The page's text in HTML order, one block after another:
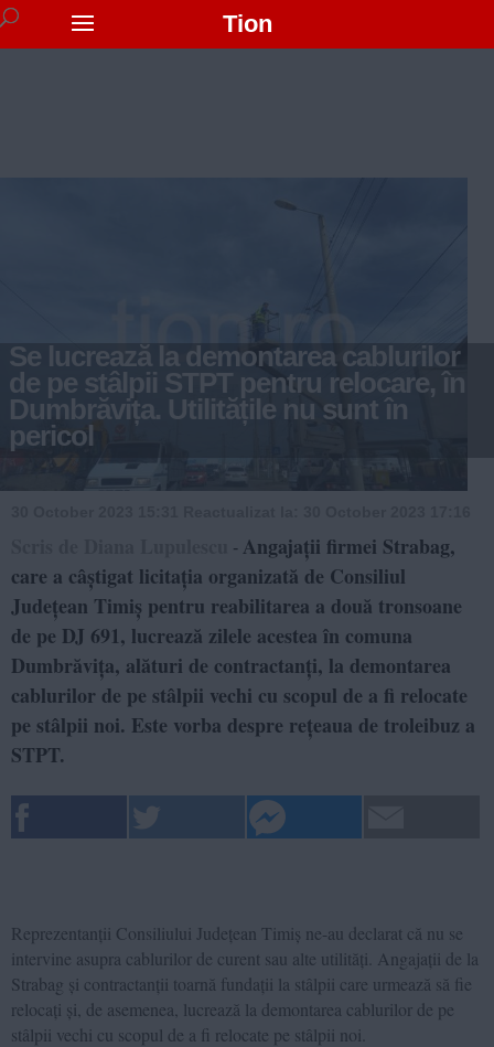
Tion
Se lucrează la demontarea cablurilor
de pe stâlpii STPT pentru relocare, în
Dumbrăvița. Utilitățile nu sunt în
pericol
- Angajații firmei Strabag,
care a câștigat licitația organizată de Consiliul
Județean Timiș pentru reabilitarea a două tronsoane
de pe DJ 691, lucrează zilele acestea în comuna
Dumbrăvița, alături de contractanți, la demontarea
cablurilor de pe stâlpii vechi cu scopul de a fi relocate
pe stâlpii noi. Este vorba despre rețeaua de troleibuz a
STPT.
Reprezentanții Consiliului Județean Timiș ne-au declarat că nu se
intervine asupra cablurilor de curent sau alte utilități. Angajații de la
Strabag și contractanții toarnă fundații la stâlpii care urmează să fie
relocați și, de asemenea, lucrează la demontarea cablurilor de pe
stâlpii vechi cu scopul de a fi relocate pe stâlpii noi.